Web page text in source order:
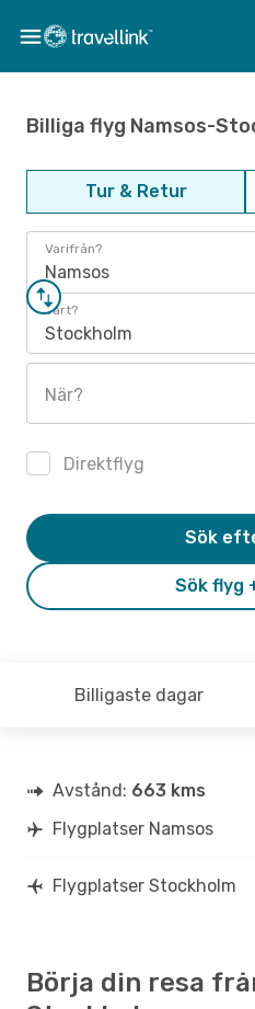
Billiga flyg Namsos-
Tur & Retur
Varifrån?
Namsos
Vart?
Stockholm
När?
Direktflyg
Sök flyg
Sök
Billigaste dagar
Avstånd: 663 kms
Flygplatser Namsos
Flygplatser Stockholm
Börja din resa